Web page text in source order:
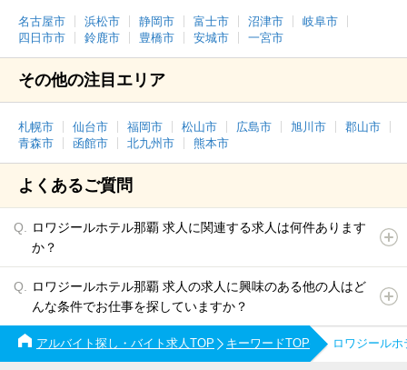
名古屋市 浜松市 静岡市 富士市 沼津市
岐阜市
四日市市
鈴鹿市 豊橋市 安城市 一宮市
その他の注目エリア
札幌市 仙台市 福岡市 松山市 広島市 旭川市
郡山市
青森市
函館市 北九州市 熊本市
よくあるご質問
ロワジールホテル那覇 求人に関連する求人は何件あります
か？
ロワジールホテル那覇 求人の求人に興味のある他の人はど
んな条件でお仕事を探していますか？
アルバイト探し・バイト求人TOP キーワードTOP ロワジール